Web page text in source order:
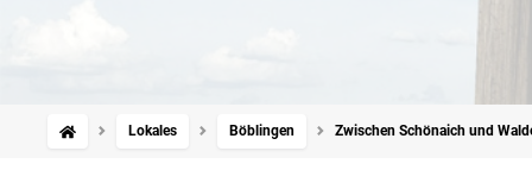
Lokales Böblingen Zwischen Schönaich und